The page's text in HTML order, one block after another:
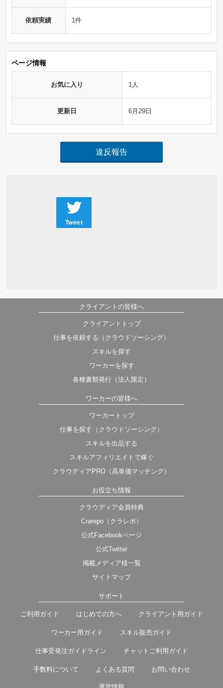
依頼実績 1件
ページ情報
お気に入り 1人
更新日 6月29日
違反報告
Tweet
クライアントの皆様へ
クライアントトップ
仕事を依頼する（クラウドソーシング）
スキルを探す
ワーカーを探す
各種書類発行（法人限定）
ワーカーの皆様へ
ワーカートップ
仕事を探す（クラウドソーシング）
スキルを出品する
スキルアフィリエイトで稼ぐ
クラウディアPRO（高単価マッチング）
お役立ち情報
クラウディア会員特典
Crarepo（クラレポ）
公式Facebookページ
公式Twitter
掲載メディア様一覧
サイトマップ
サポート
ご利用ガイド はじめての方へ クライアント用ガイド
ワーカー用ガイド スキル販売ガイド
仕事受発注ガイドライン チャットご利用ガイド
手数料について よくある質問 お問い合わせ